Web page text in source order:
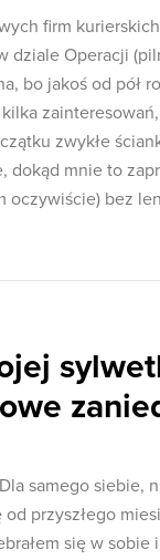
firm
dziale Operacji
bo jakoś od pół
zwykłe
mnie to
oczywiście) bez
samego siebie,
przyszłego
się w